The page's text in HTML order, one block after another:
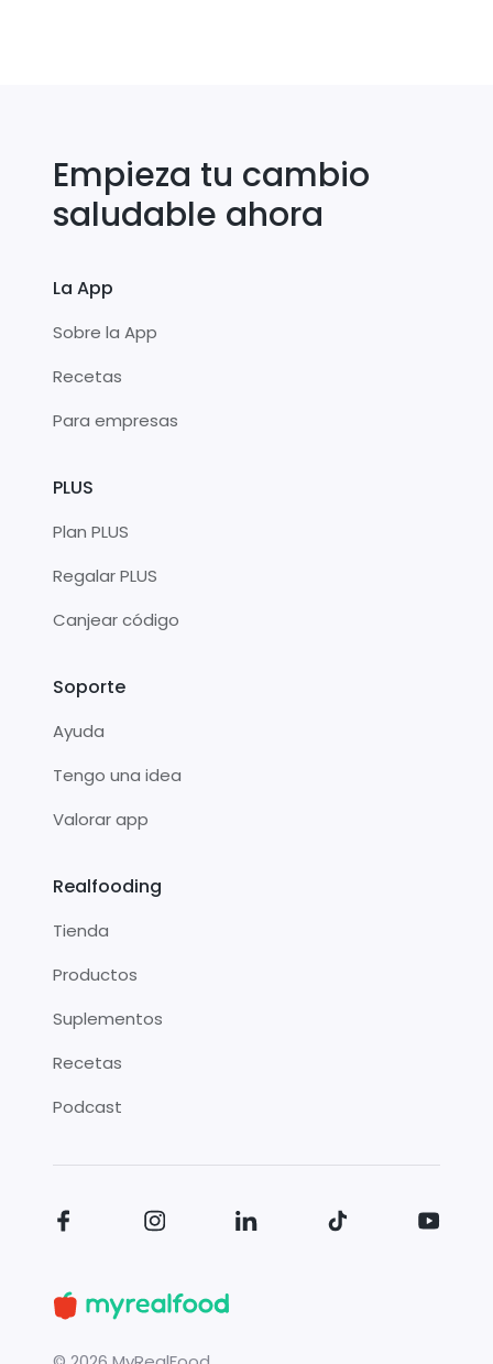
Empieza tu cambio
saludable ahora
La App
Sobre la App
Recetas
Para empresas
PLUS
Plan PLUS
Regalar PLUS
Canjear código
Soporte
Ayuda
Tengo una idea
Valorar app
Realfooding
Tienda
Productos
Suplementos
Recetas
Podcast